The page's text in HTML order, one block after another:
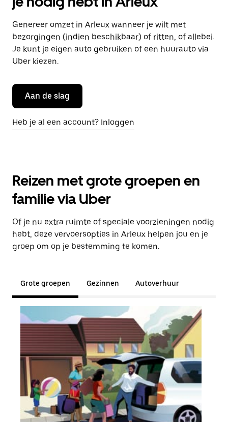
Genereer omzet in Arleux wanneer je wilt met
bezorgingen (indien beschikbaar) of ritten, of allebei.
Je kunt je eigen auto gebruiken of een huurauto via
Uber kiezen.
Aan de slag
Heb je al een account? Inloggen
Reizen met grote groepen en
familie via Uber
Of je nu extra ruimte of speciale voorzieningen nodig
hebt, deze vervoersopties in Arleux helpen jou en je
groep om op je bestemming te komen.
Grote groepen Gezinnen Autoverhuur